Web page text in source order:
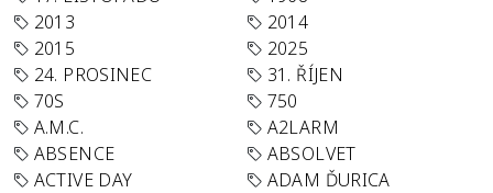
2013
2014
2015
2025
24. PROSINEC
31. ŘÍJEN
70S
750
A.M.C.
A2LARM
ABSENCE
ABSOLVET
ACTIVE DAY
ADAM ĎURICA